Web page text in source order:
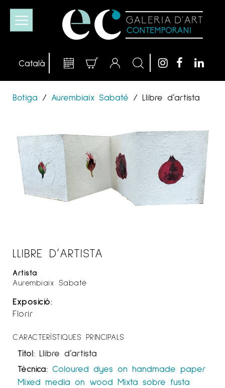
Botiga / Aurembiaix Sabaté / Llibre d’artista
LLIBRE D’ARTISTA
Artista
Aurembiaix Sabaté
Exposició:
Florir
CARACTERÍSTIQUES PRINCIPALS
Títol: Llibre d’artista
Tècnica: Coloured dyes on handmade paper
Mixed media on wood Mixta sobre fusta